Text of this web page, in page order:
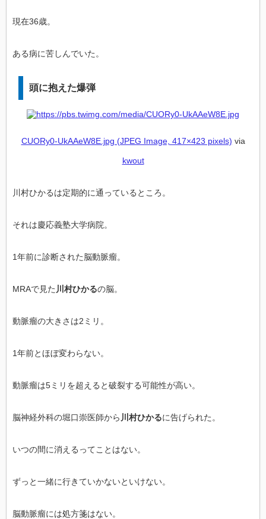
現在36歳。
ある病に苦しんでいた。
頭に抱えた爆弾
CUORy0-UkAAeW8E.jpg (JPEG Image, 417×423 pixels) via
kwout
川村ひかるは定期的に通っているところ。
それは慶応義塾大学病院。
1年前に診断された脳動脈瘤。
MRAで見た 川村ひかるの脳。
動脈瘤の大きさは2ミリ。
1年前とほぼ変わらない。
動脈瘤は5ミリを超えると破裂する可能性が高い。
脳神経外科の堀口崇医師から 川村ひかるに告げられた。
いつの間に消えるってことはない。
ずっと一緒に行きていかないといけない。
脳動脈瘤には処方箋はない。